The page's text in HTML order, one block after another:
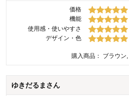
価格
機能
使用感・使いやすさ
デザイン・色
購入商品： ブラウン
ゆきだるまさん